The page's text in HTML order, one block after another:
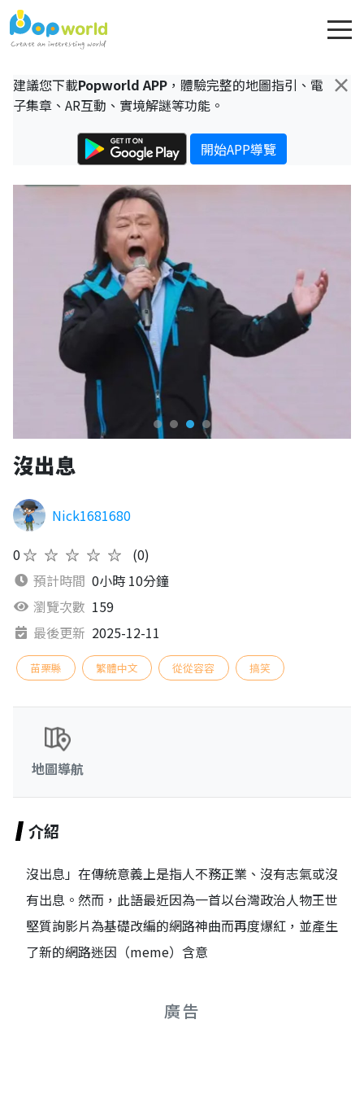
×
建議您下載Popworld APP ，體驗完整的地圖指引、電
子集章、AR互動、實境解謎等功能。
開始APP導覽
沒出息
Nick1681680
0★★★★★
(0)
預計時間 0小時 10分鐘
瀏覽次數 159
最後更新 2025-12-11
苗栗縣 繁體中文 從從容容 搞笑
地圖導航
介紹
沒出息」在傳統意義上是指人不務正業、沒有志氣或沒
有出息。然而，此語最近因為一首以台灣政治人物王世
堅質詢影片為基礎改編的網路神曲而再度爆紅，並產生
了新的網路迷因（meme）含意
廣告